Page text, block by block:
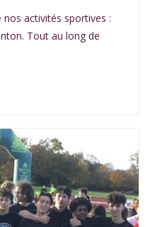
activités sportives :
Tout au long de